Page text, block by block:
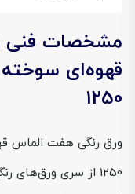
مشخصات فنی
1250
1250 از سری